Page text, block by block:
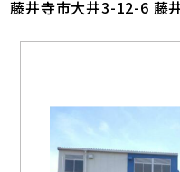
藤井寺市大井3-12-6 藤